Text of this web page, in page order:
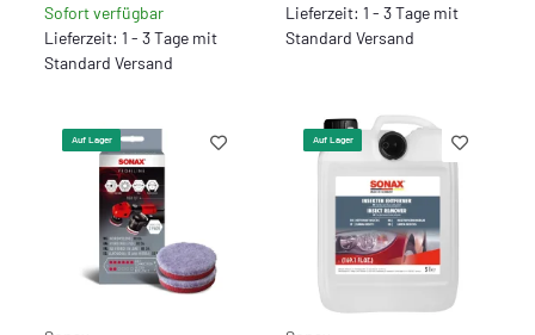
Sofort verfügbar
Lieferzeit: 1 - 3 Tage mit
Standard Versand
Lieferzeit: 1 - 3 Tage mit
Standard Versand
Auf Lager Auf Lager